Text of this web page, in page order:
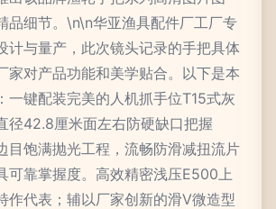
品细节。\n\n华亚渔具配件厂工厂专
计与量产，此次镜头记录的手把具体
家对产品功能和美学贴合。以下是本
一键配装完美的人机抓手位T15式灰
径42.8厘米面左右防硬缺口把握
饱满抛光工程，流畅防滑减扭流片
可靠掌握度。高效精密浅压E500上
作代表；辅以厂家创新的滑V微造型